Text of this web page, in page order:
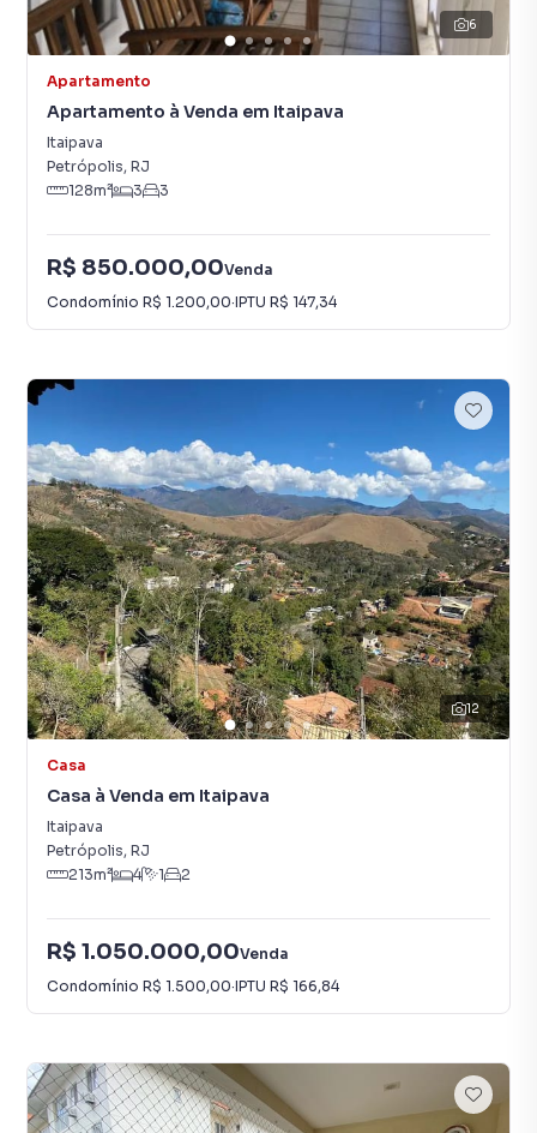
6
Apartamento
Apartamento à Venda em Itaipava
Itaipava
Petrópolis, RJ
128m² 3 3
R$ 850.000,00Venda
Condomínio R$ 1.200,00·IPTU R$ 147,34
12
Casa
Casa à Venda em Itaipava
Itaipava
Petrópolis, RJ
213m² 4 1 2
R$ 1.050.000,00Venda
Condomínio R$ 1.500,00·IPTU R$ 166,84